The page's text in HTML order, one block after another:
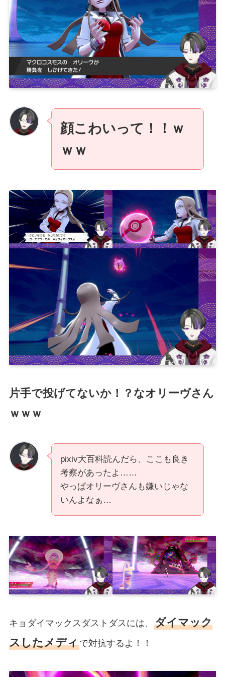
顔こわいって！！ｗ
ｗｗ
片手で投げてないか！？なオリーヴさん
ｗｗｗ
pixiv大百科読んだら、ここも良き
考察があったよ……
やっぱオリーヴさんも嫌いじゃな
いんよなぁ…
キョダイマックスダストダスには、 ダイマック
スしたメディで対抗するよ！！